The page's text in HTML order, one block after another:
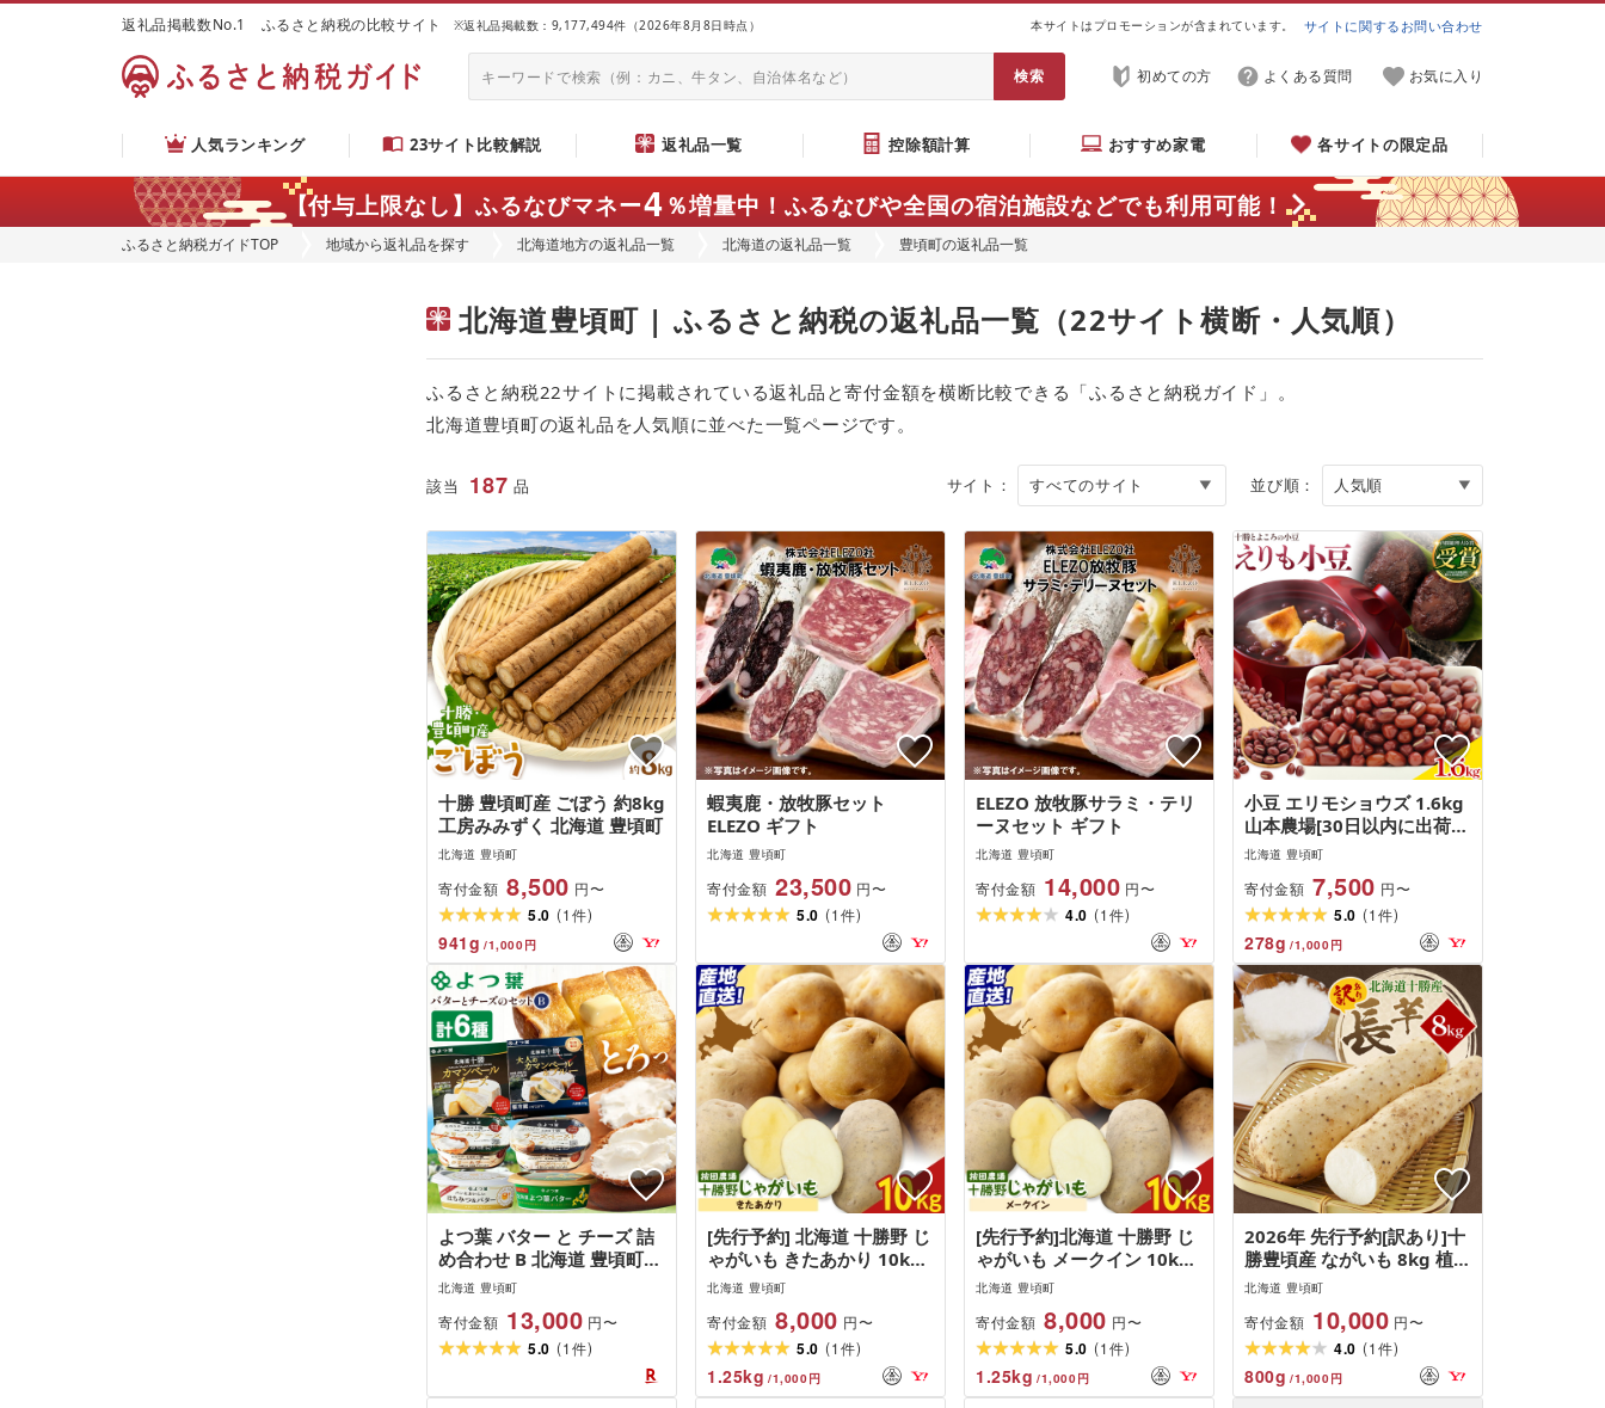
返礼品掲載数No.1 ふるさと納税の比較サイト ※返礼品掲載数：9,177,494件（2026年8月8日時点） 本サイトはプロモーションが含まれています。 サイトに関するお問い合わせ
初めての方 よくある質問 お気に入り
人気ランキング 23サイト比較解説 返礼品一覧 控除額計算 おすすめ家電 各サイトの限定品
【付与上限なし】ふるなびマネー4％増量中！ ふるなびや全国の宿泊施設などでも利用可能！
ふるさと納税ガイドTOP 地域から返礼品を探す 北海道地方の返礼品一覧 北海道の返礼品一覧 豊頃町の返礼品一覧
北海道豊頃町 | ふるさと納税の返礼品一覧（22サイト横断・人気順）
ふるさと納税22サイトに掲載されている返礼品と寄付金額を横断比較できる「ふるさと納税ガイド」。
北海道豊頃町の返礼品を人気順に並べた一覧ページです。
該当 187 品 サイト： 並び順：
十勝 豊頃町産 ごぼう 約8kg
工房みみずく 北海道 豊頃町
北海道 豊頃町
寄付金額 8,500 円〜
5.0 (1件)
941g /1,000円
蝦夷鹿・放牧豚セット
ELEZO ギフト
北海道 豊頃町
寄付金額 23,500 円〜
5.0 (1件)
ELEZO 放牧豚サラミ・テリ
ーヌセット ギフト
北海道 豊頃町
寄付金額 14,000 円〜
4.0 (1件)
小豆 エリモショウズ 1.6kg
山本農場[30日以内に出荷予
定(土日祝除く)]
北海道 豊頃町
寄付金額 7,500 円〜
5.0 (1件)
278g /1,000円
よつ葉 バター と チーズ 詰
め合わせ B 北海道 豊頃町産
十勝 乳製品 セット よつば
朝食 おつまみ 料理 お菓子
作り 食べ比べ ギフト 贈り
物 贈答用 プレゼント 数量
限定 送料無料 [30日以内に
北海道 豊頃町
寄付金額 13,000 円〜
5.0 (1件)
[先行予約] 北海道 十勝野 じ
ゃがいも きたあかり 10kg
芋 いも
北海道 豊頃町
寄付金額 8,000 円〜
5.0 (1件)
1.25kg /1,000円
[先行予約]北海道 十勝野 じ
ゃがいも メークイン 10kg
芋 いも
北海道 豊頃町
寄付金額 8,000 円〜
5.0 (1件)
1.25kg /1,000円
2026年 先行予約[訳あり]十
勝豊頃産 ながいも 8kg 植村
農場 [12月上旬頃から出荷]
北海道 豊頃町
寄付金額 10,000 円〜
4.0 (1件)
800g /1,000円